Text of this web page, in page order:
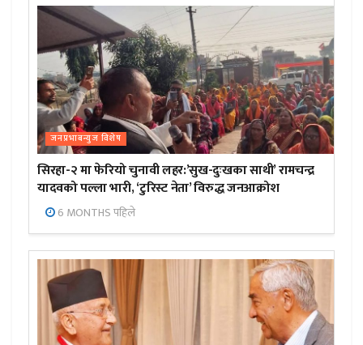
जनप्रभाबन्युज विशेष
सिरहा-२ मा फेरियो चुनावी लहर:’सुख-दुःखका साथी’ रामचन्द्र
यादवको पल्ला भारी, ‘टुरिस्ट नेता’ विरुद्ध जनआक्रोश
6 MONTHS पहिले